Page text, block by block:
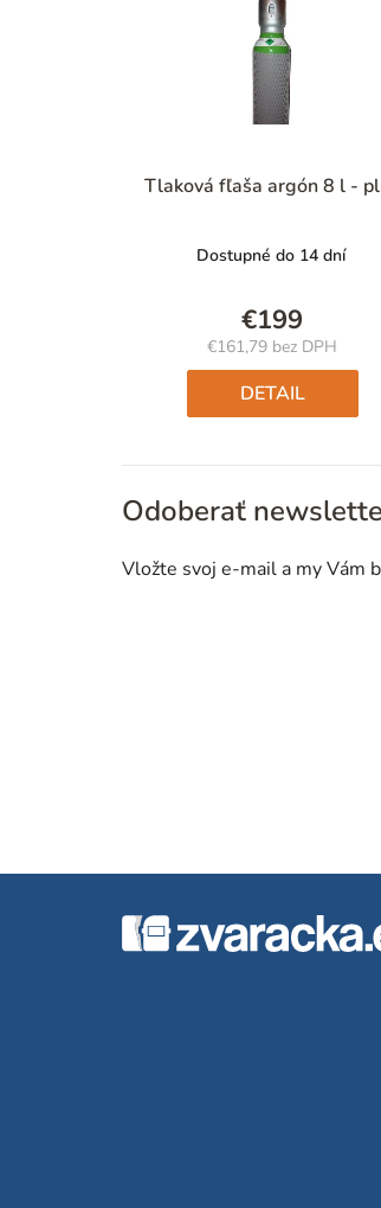
Tlaková fľaša argón 8 l -
Dostupné do 14 dní
€199
€161,79 bez DPH
Jednotková
cena:
DETAIL
Odoberať
Vložte svoj e-mail a my Vám